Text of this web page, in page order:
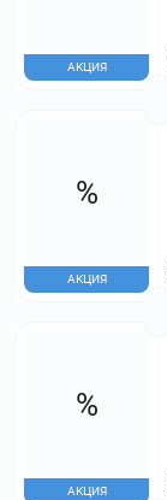
АКЦИЯ
%
АКЦИЯ
%
АКЦИЯ